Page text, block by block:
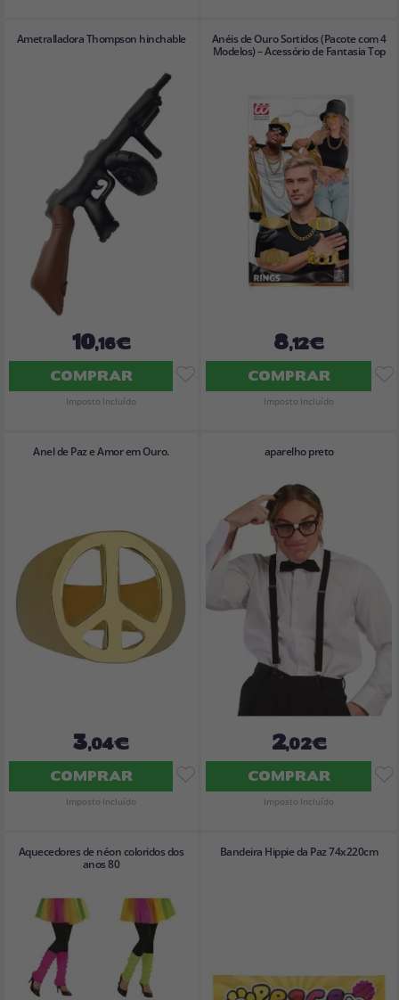
Ametralladora Thompson hinchable
10,16€
COMPRAR
Imposto Incluído
Anéis de Ouro Sortidos (Pacote com 4
Modelos) – Acessório de Fantasia Top
8,12€
COMPRAR
Imposto Incluído
Anel de Paz e Amor em Ouro.
3,04€
COMPRAR
Imposto Incluído
aparelho preto
2,02€
COMPRAR
Imposto Incluído
Aquecedores de néon coloridos dos
anos 80
Bandeira Hippie da Paz 74x220cm